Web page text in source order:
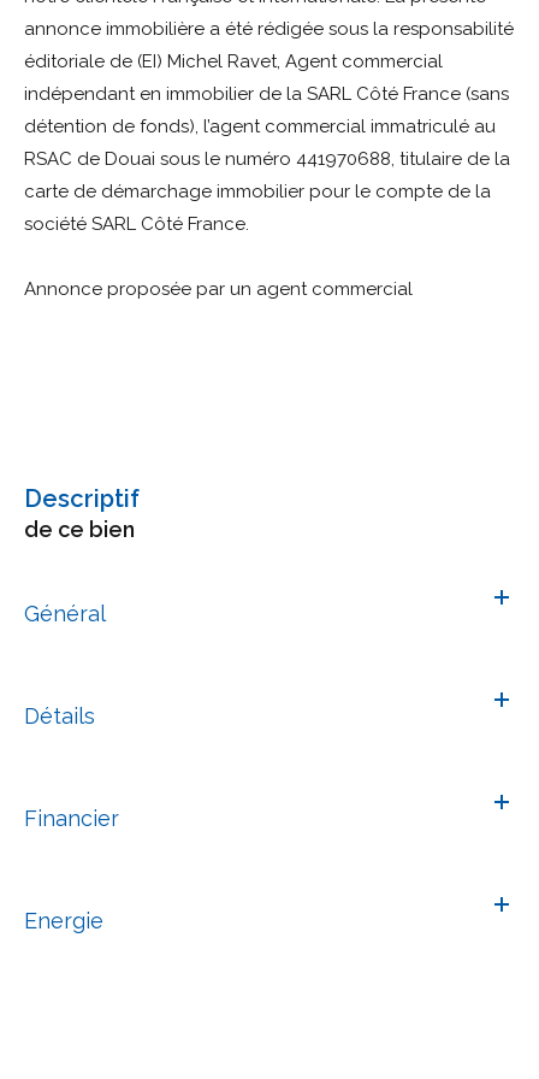
annonce immobilière a été rédigée sous la responsabilité
éditoriale de (EI) Michel Ravet, Agent commercial
indépendant en immobilier de la SARL Côté France (sans
détention de fonds), l’agent commercial immatriculé au
RSAC de Douai sous le numéro 441970688, titulaire de la
carte de démarchage immobilier pour le compte de la
société SARL Côté France.
Annonce proposée par un agent commercial
descriptif
de ce bien
Général
Détails
Financier
Energie